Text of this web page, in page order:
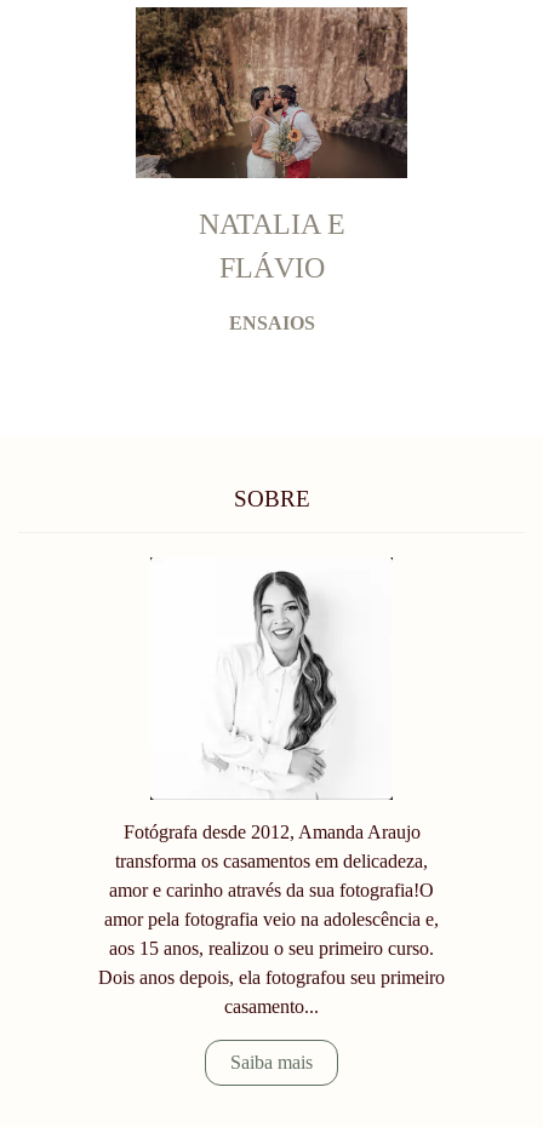
NATALIA E
FLÁVIO
ENSAIOS
SOBRE
Fotógrafa desde 2012, Amanda Araujo
transforma os casamentos em delicadeza,
amor e carinho através da sua fotografia!O
amor pela fotografia veio na adolescência e,
aos 15 anos, realizou o seu primeiro curso.
Dois anos depois, ela fotografou seu primeiro
casamento...
Saiba mais